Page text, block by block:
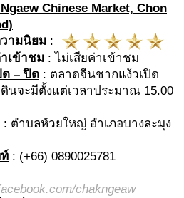
Chinese Market, Chon
ามนิยม :
เข้าชม : ไม่เสียค่าเข้าชม
ด – ปิด : ตลาดจีนชากแง้วเปิด
นจะมีตั้งแต่เวลาประมาณ 15.00
: ตำบลห้วยใหญ่ อำเภอบางละมุง
: (+66) 0890025781
chakngeaw